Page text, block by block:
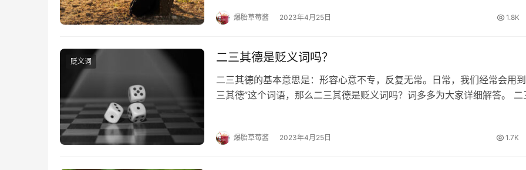
爆胎草莓酱 2023年4月25日 1.8K
贬义词 二三其德是贬义词吗？
二三其德的基本意思是：形容心意不专，反复无常。日常，我们经常会用
三其德”这个词语，那么二三其德是贬义词吗？词多多为大家详细解答。 二
爆胎草莓酱 2023年4月25日 1.7K